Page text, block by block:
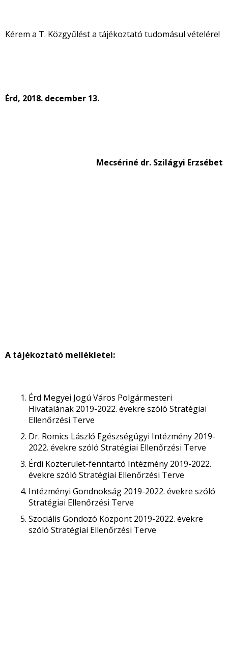
Kérem a T. Közgyűlést a tájékoztató tudomásul vételére!
Érd, 2018. december 13.
Mecsériné dr. Szilágyi Erzsébet
A tájékoztató mellékletei:
Érd Megyei Jogú Város Polgármesteri
Hivatalának 2019-2022. évekre szóló Stratégiai
Ellenőrzési Terve
Dr. Romics László Egészségügyi Intézmény 2019-
2022. évekre szóló Stratégiai Ellenőrzési Terve
Érdi Közterület-fenntartó Intézmény 2019-2022.
évekre szóló Stratégiai Ellenőrzési Terve
Intézményi Gondnokság 2019-2022. évekre szóló
Stratégiai Ellenőrzési Terve
Szociális Gondozó Központ 2019-2022. évekre
szóló Stratégiai Ellenőrzési Terve